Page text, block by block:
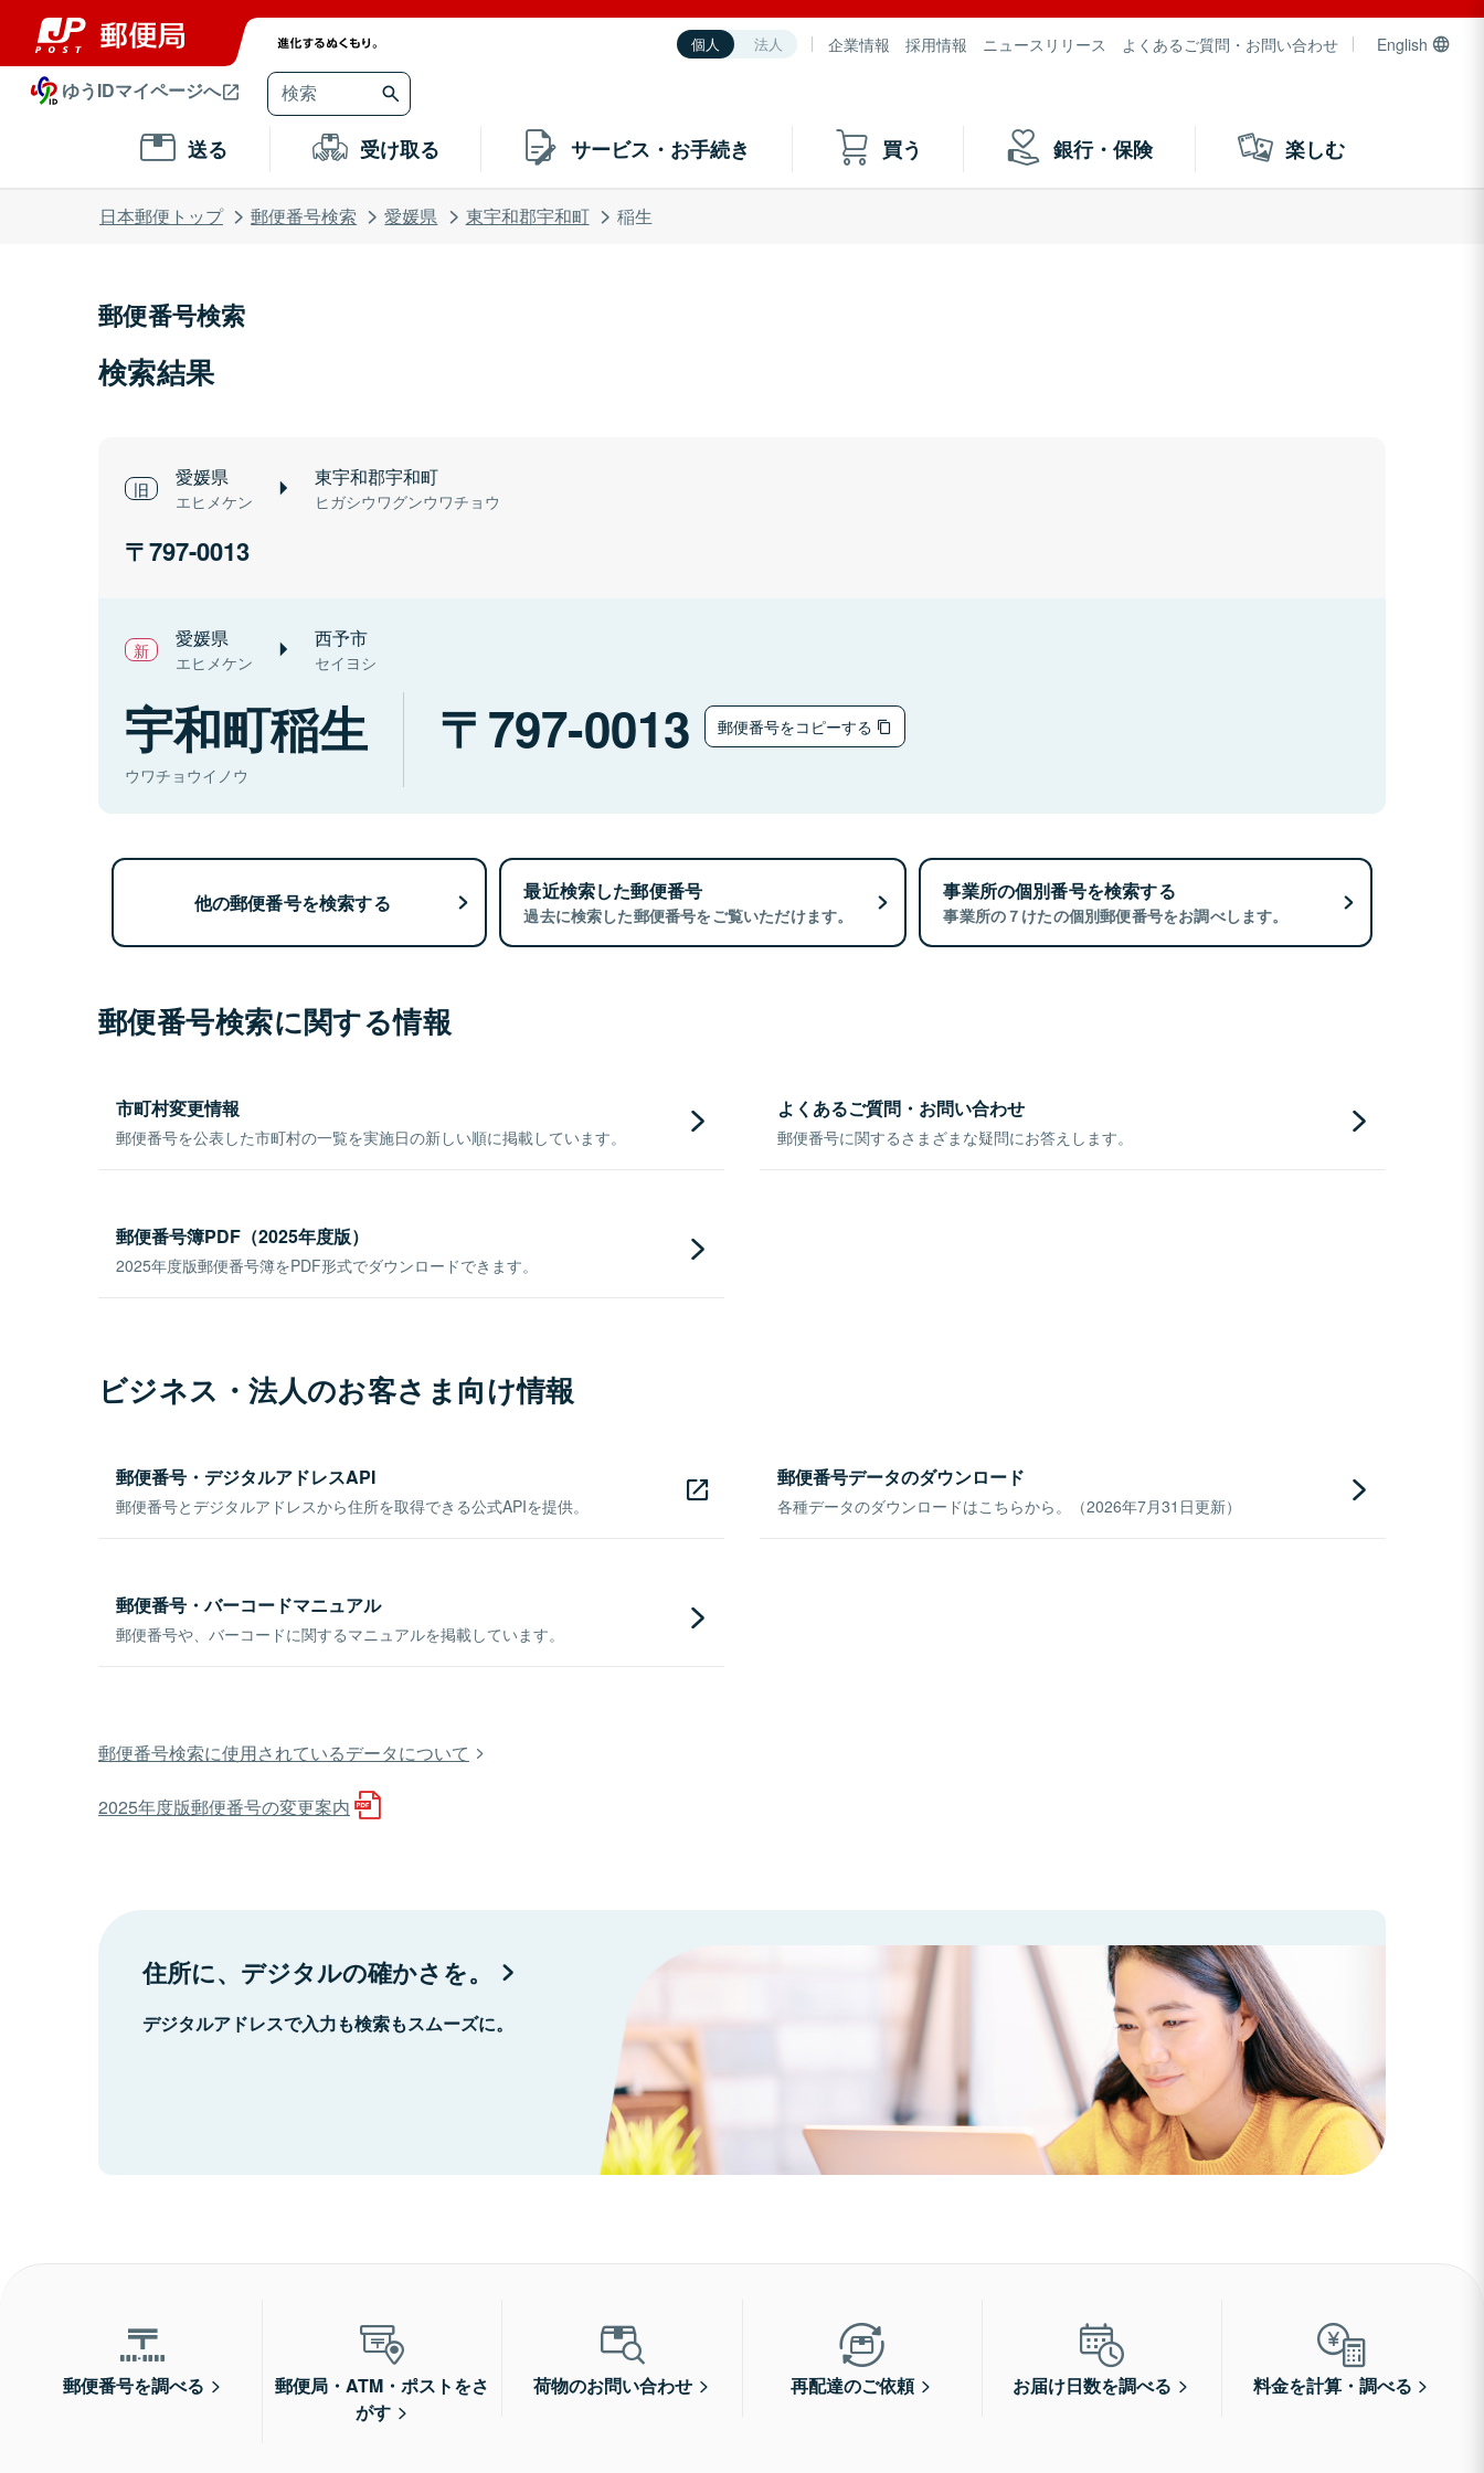
個人 法人 企業情報 採用情報 ニュースリリース よくあるご質問・お問い合わせ English
ゆうIDマイページへ
送る 受け取る サービス・お手続き 買う 銀行・保険 楽しむ
日本郵便トップ 郵便番号検索 愛媛県 東宇和郡宇和町 稲生
郵便番号検索
検索結果
愛媛県
エヒメケン
東宇和郡宇和町
ヒガシウワグンウワチョウ
797-0013
愛媛県
エヒメケン
西予市
セイヨシ
宇和町稲生
ウワチョウイノウ
797-0013 郵便番号をコピーする
他の郵便番号を検索する 最近検索した郵便番号
過去に検索した郵便番号をご覧いただけます。
事業所の個別番号を検索する
事業所の７けたの個別郵便番号をお調べします。
郵便番号検索に関する情報
市町村変更情報
郵便番号を公表した市町村の一覧を実施日の新しい順に掲載しています。
よくあるご質問・お問い合わせ
郵便番号に関するさまざまな疑問にお答えします。
郵便番号簿PDF（2025年度版）
2025年度版郵便番号簿をPDF形式でダウンロードできます。
ビジネス・法人のお客さま向け情報
郵便番号・デジタルアドレスAPI
郵便番号とデジタルアドレスから住所を取得できる公式APIを提供。
郵便番号データのダウンロード
各種データのダウンロードはこちらから。（2026年7月31日更新）
郵便番号・バーコードマニュアル
郵便番号や、バーコードに関するマニュアルを掲載しています。
郵便番号検索に使用されているデータについて
2025年度版郵便番号の変更案内
住所に、デジタルの確かさを。
デジタルアドレスで入力も検索もスムーズに。
郵便番号を調べる
郵便局・ATM・ポストをさ
がす
荷物のお問い合わせ 再配達のご依頼 お届け日数を調べる 料金を計算・調べる